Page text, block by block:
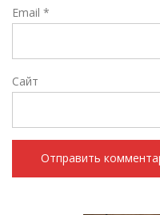
Email *
Сайт